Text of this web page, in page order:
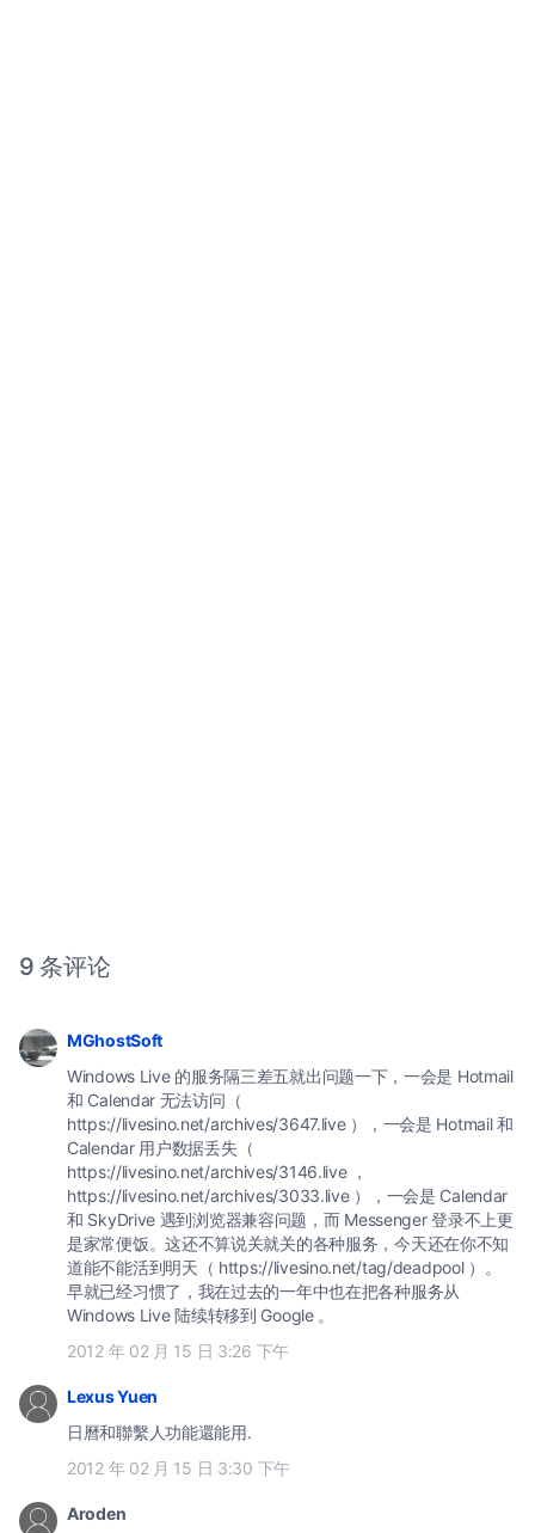
9 条评论
MGhostSoft
Windows Live 的服务隔三差五就出问题一下，一会是 Hotmail
和 Calendar 无法访问（
https://livesino.net/archives/3647.live ），一会是 Hotmail 和
Calendar 用户数据丢失（
https://livesino.net/archives/3146.live ，
https://livesino.net/archives/3033.live ），一会是 Calendar
和 SkyDrive 遇到浏览器兼容问题，而 Messenger 登录不上更
是家常便饭。这还不算说关就关的各种服务，今天还在你不知
道能不能活到明天（ https://livesino.net/tag/deadpool ）。
早就已经习惯了，我在过去的一年中也在把各种服务从
Windows Live 陆续转移到 Google 。
2012 年 02 月 15 日 3:26 下午
Lexus Yuen
日曆和聯繫人功能還能用.
2012 年 02 月 15 日 3:30 下午
Aroden